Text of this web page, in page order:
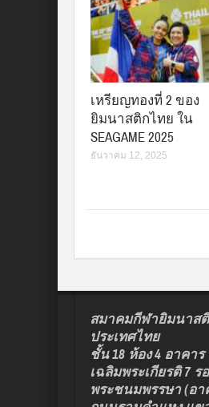
เหรียญทองที่ 2 ของ
ยิมนาสติกไทย ใน
SEAGAME 2025
ธันวาคม 12, 2025
สมาคมกีฬายิมนาส
ประเทศไทย
ชั้น 18 ห้อง 4 อาคาร
เฉลิมพระเกียรติ 7 ร
พระชนมพรรษา (อา